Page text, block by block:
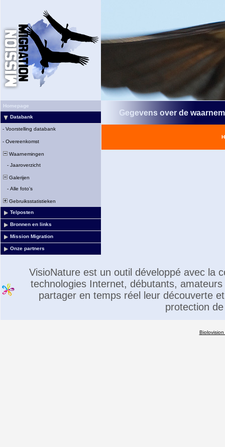
Homepage
Databank
- Voorstelling databank
- Overeenkomst
Waarnemingen
- Jaaroverzicht
Galerijen
- Alle foto's
Gebruiksstatistieken
Telposten
Bronnen en links
Mission Migration
Onze partners
Gegevens over de
VisioNature est un outil développé avec la
technologies Internet, débutants,
partager en temps réel leur découverte
protection
Biolovision